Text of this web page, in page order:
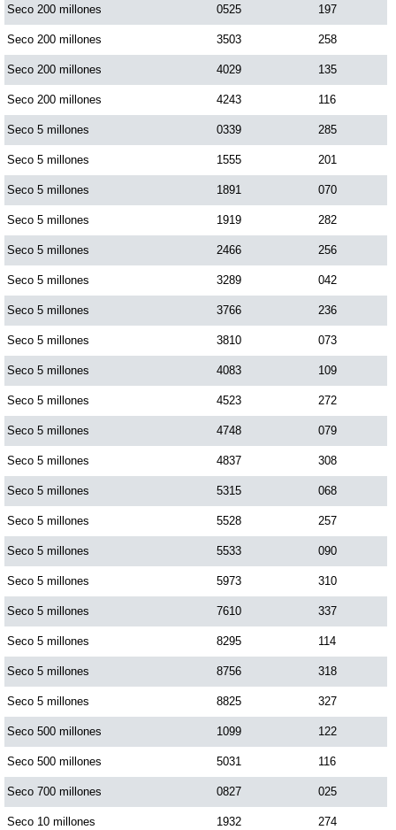
Seco 200 millones 0525 197
Seco 200 millones 3503 258
Seco 200 millones 4029 135
Seco 200 millones 4243 116
Seco 5 millones 0339 285
Seco 5 millones 1555 201
Seco 5 millones 1891 070
Seco 5 millones 1919 282
Seco 5 millones 2466 256
Seco 5 millones 3289 042
Seco 5 millones 3766 236
Seco 5 millones 3810 073
Seco 5 millones 4083 109
Seco 5 millones 4523 272
Seco 5 millones 4748 079
Seco 5 millones 4837 308
Seco 5 millones 5315 068
Seco 5 millones 5528 257
Seco 5 millones 5533 090
Seco 5 millones 5973 310
Seco 5 millones 7610 337
Seco 5 millones 8295 114
Seco 5 millones 8756 318
Seco 5 millones 8825 327
Seco 500 millones 1099 122
Seco 500 millones 5031 116
Seco 700 millones 0827 025
Seco 10 millones 1932 274